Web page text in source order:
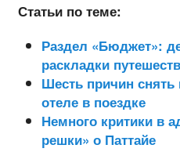
Статьи по теме:
Раздел «Бюджет»:
раскладки
Шесть причин снять
отеле в поездке
Немного критики в
решки» о Паттайе